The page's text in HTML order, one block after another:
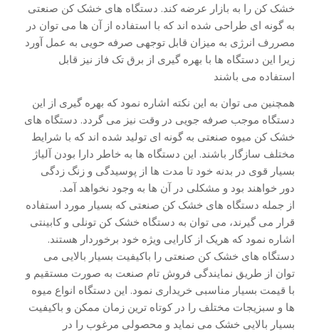
خشک کن را به بازار عرضه کند. دستگاه های خشک کن صنعتی
به گونه ای طراحی شده اند که با استفاده از آن ها می توان در
مصررف انرژی به میزان قابل توجهی صرفه حویی به عمل آورد
زیرا این دستگاه ها با بهره گیری از برق تک فاز نیز قابل
استفاده می باشند
همچنین می توان به این نکته اشاره نمود که بهره گیری از این
دستگاه موجب صرفه جویی در وقت نیز می گردد. دستگاه های
خشک کن میوه صنعتی به گونه ای تولید شده اند که با شرایط
مختلف سازگار باشند. این دستگاه ها به خاطر دارا بودن آلیاژ
بسیار قوی در بدنه خود تا مدت ها از پوسیدگی و زنگ زدگی
دور خواهند بود و مشکلی در آن ها به وجود نخواهد آمد.
از جمله دستگاه های خشک کن صنعتی که بسیار مورد استفاده
قرار می گیرند، می توان به دستگاه خشک کن تونلی و کابینتی
اشاره نمود که هریک از کارایی ویژه خود برخوردار هستند.
دستگاه های خشک کن صنعتی را باکیفیت بسیار بالایی می
توان از طریق نمایندگی فروش تام صنعت به صورت مستقیم و
با قیمت بسیار مناسبی خریداری نمود. این دستگاه انواع میوه
ها و سبزیجات مختلف را در کوتاه ترین زمان ممکن و باکیفیت
بسیار بالایی خشک می نماید و محصولی مرغوب را در